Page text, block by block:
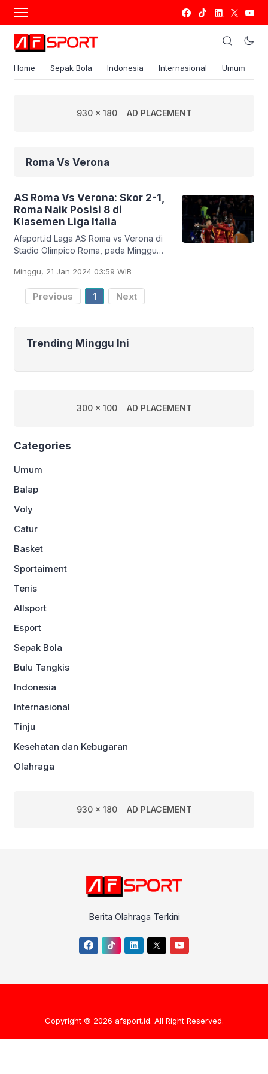
Home Sepak Bola Indonesia Internasional Umum
930 x 180 AD PLACEMENT
Roma Vs Verona
AS Roma Vs Verona: Skor 2-1,
Roma Naik Posisi 8 di
Klasemen Liga Italia
Afsport.id Laga AS Roma vs Verona di
Stadio Olimpico Roma, pada Minggu
setempat, berakhir dengan
kemenangan Roma. Roma
Minggu, 21 Jan 2024 03:59 WIB
Previous 1 Next
Trending Minggu Ini
300 x 100 AD PLACEMENT
Categories
Umum
Balap
Voly
Catur
Basket
Sportaiment
Tenis
Allsport
Esport
Sepak Bola
Bulu Tangkis
Indonesia
Internasional
Tinju
Kesehatan dan Kebugaran
Olahraga
930 x 180 AD PLACEMENT
Berita Olahraga Terkini
Copyright © 2026 afsport.id. All Right Reserved.